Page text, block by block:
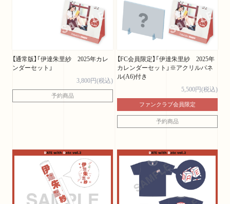
【通常版】「伊達朱里紗 2025年カレ
ンダーセット」
3,800円(税込)
予約商品
【FC会員限定】「伊達朱里紗 2025年
カレンダーセット」※アクリルパネ
ル(A6)付き
5,500円(税込)
ファンクラブ会員限定
予約商品